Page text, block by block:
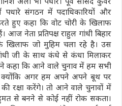
पधारे संगठन में पदाधिकारियों और
हुए कहा कि वोट चोरी के खिलाफ
नेता प्रतिपक्ष राहुल गांधी बिहार
के खिलाफ जो मुहिम चला रहे है। उस
जी के साथ कंधे से कंधा मिलाकर
कहा कि आने वाले चुनाव में हम सभी
क्योंकि अगर हम अपने अपने बूथ पर
रक्षा करेंगे। तो आने वाले चुनावों में
से बनने से कोई नहीं रोक सकता।